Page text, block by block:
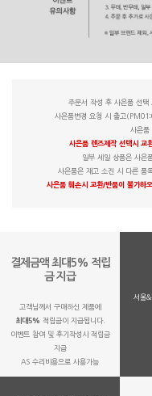
주문서 작성 후 사은품 선택
사은품변경 요청 시 출고
사은품
사은품 렌즈제작 선택시 교
일부 세일 상품은 사은
사은품은 재고 소진 시 다른 품
사은품 훼손시 교환/반품이 불가하
결제금액 최대5% 적립
금 지급
고객님께서 구매하신 제품에
최대5% 적립금이 지급됩니다.
이벤트 참여 및 후기작성시 적립금
지급
AS 수리비용으로 사용가능
서울